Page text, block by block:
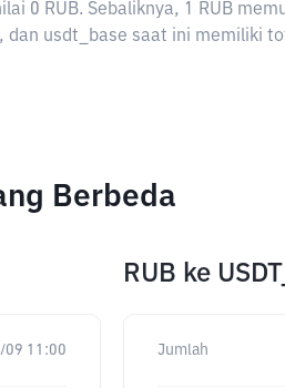
0 RUB. Sebaliknya, 1 RUB
usdt_base saat ini memiliki
Berbeda
09 11:00
RUB ke
Jumlah